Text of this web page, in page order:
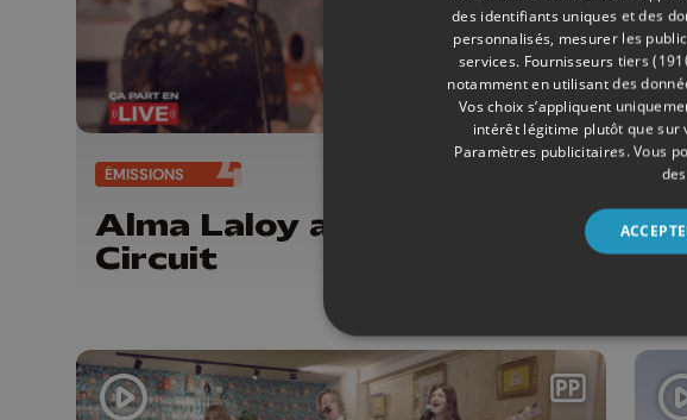
ÉMISSIONS
Alma Laloy au Musée du
Circuit
des identifiants uniques et des
personnalisés, mesurer les
services. Fournisseurs tiers
notamment en utilisant des
Vos choix s’appliquent
intérêt légitime plutôt que sur
Paramètres publicitaires. Vous